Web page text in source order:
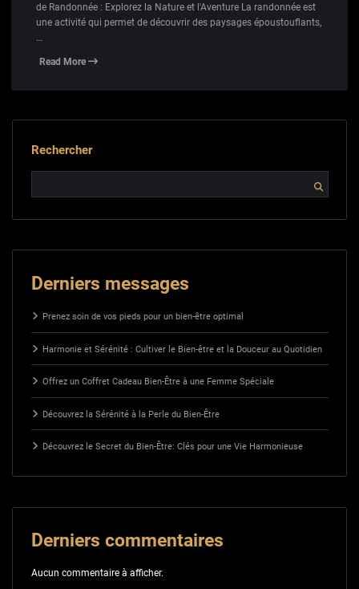
de Randonnée : Explorez la Nature et l'Aventure La randonnée est
une activité qui permet de découvrir des paysages époustouflants,
…
Read More
Rechercher
Derniers messages
Prenez soin de vos pieds pour un bien-être optimal
Harmonie et Sérénité : Cultiver le Bien-être et la Douceur au Quotidien
Offrez un Coffret Cadeau Bien-Être à une Femme Spéciale
Découvrez la Sérénité à la Perle du Bien-Être
Découvrez le Secret du Bien-Être: Clés pour une Vie Harmonieuse
Derniers commentaires
Aucun commentaire à afficher.